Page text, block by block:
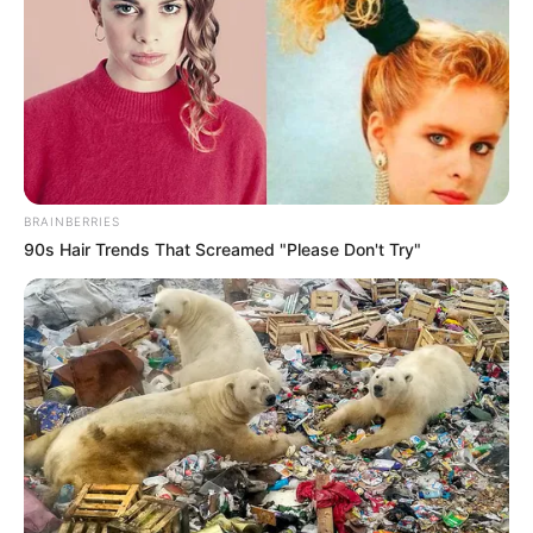
de cuatro años donde los candidatospueden ser
reelegidos, en el cual deben ejercer control político al
alcalde que en los comicios dejó como ganador al
diputado, Julián Sánchez ‘Perico’.
BRAINBERRIES
90s Hair Trends That Screamed "Please Don't Try"